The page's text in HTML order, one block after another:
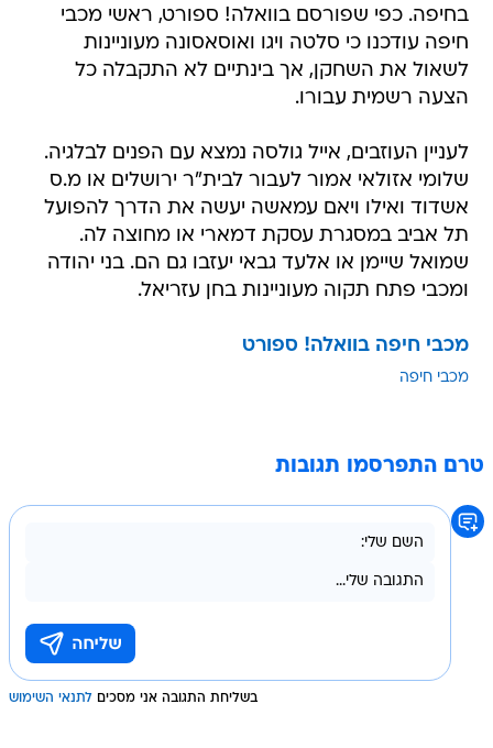
בחיפה. כפי שפורסם בוואלה! ספורט, ראשי מכבי
חיפה עודכנו כי סלטה ויגו ואוסאסונה מעוניינות
לשאול את השחקן, אך בינתיים לא התקבלה כל
הצעה רשמית עבורו.
לעניין העוזבים, אייל גולסה נמצא עם הפנים לבלגיה.
שלומי אזולאי אמור לעבור לבית"ר ירושלים או מ.ס
אשדוד ואילו ויאם עמאשה יעשה את הדרך להפועל
תל אביב במסגרת עסקת דמארי או מחוצה לה.
שמואל שיימן או אלעד גבאי יעזבו גם הם. בני יהודה
ומכבי פתח תקוה מעוניינות בחן עזריאל.
מכבי חיפה בוואלה! ספורט
מכבי חיפה
טרם התפרסמו תגובות
בשליחת התגובה אני מסכים לתנאי השימוש